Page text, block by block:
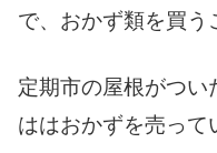
で、おかず類を買う
定期市の屋根がつい
ははおかずを売って